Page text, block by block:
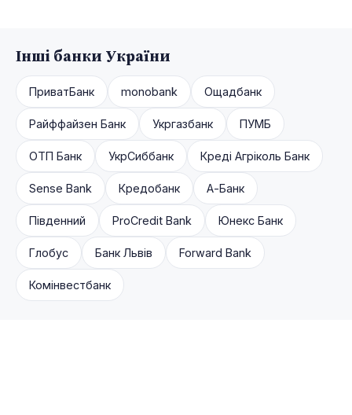
Інші банки України
ПриватБанк monobank Ощадбанк
Райффайзен Банк Укргазбанк ПУМБ
ОТП Банк УкрСиббанк Креді Агріколь Банк
Sense Bank Кредобанк А-Банк
Південний ProCredit Bank Юнекс Банк
Глобус Банк Львів Forward Bank
Комінвестбанк